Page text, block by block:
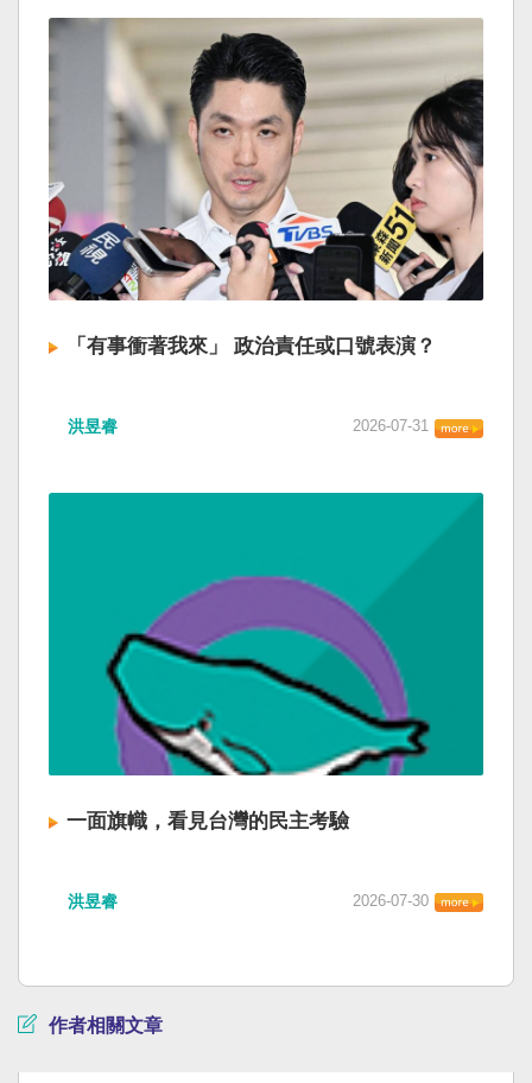
「有事衝著我來」 政治責任或口號表演？
洪昱睿 2026-07-31
一面旗幟，看見台灣的民主考驗
洪昱睿 2026-07-30
作者相關文章